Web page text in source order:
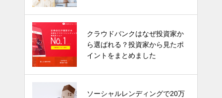
クラウドバンクはなぜ投資家か
ら選ばれる？投資家から見たポ
イントをまとめました
ソーシャルレンディングで20万